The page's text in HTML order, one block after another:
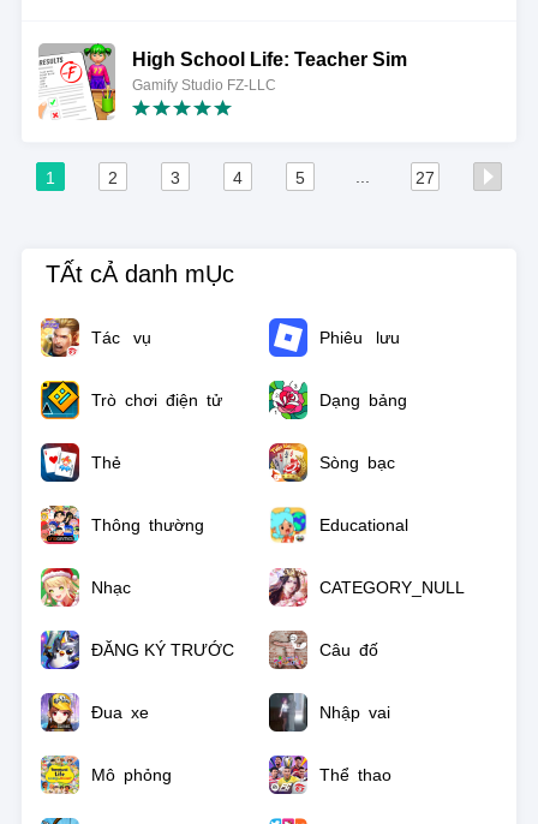
High School Life: Teacher Sim
Gamify Studio FZ-LLC
1 2 3 4 5 27
TẤt cẢ danh mỤc
Tác vụ Phiêu lưu
Trò chơi điện tử Dạng bảng
Thẻ Sòng bạc
Thông thường Educational
Nhạc CATEGORY_NULL
ĐĂNG KÝ TRƯỚC Câu đố
Đua xe Nhập vai
Mô phỏng Thể thao